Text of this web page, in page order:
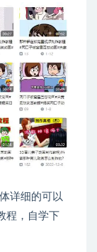
详细的可以
程，自学下